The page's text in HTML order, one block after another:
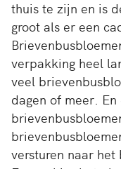
thuis te zijn en is
groot als er een
verpakking heel
veel
dagen of meer.
versturen naar het